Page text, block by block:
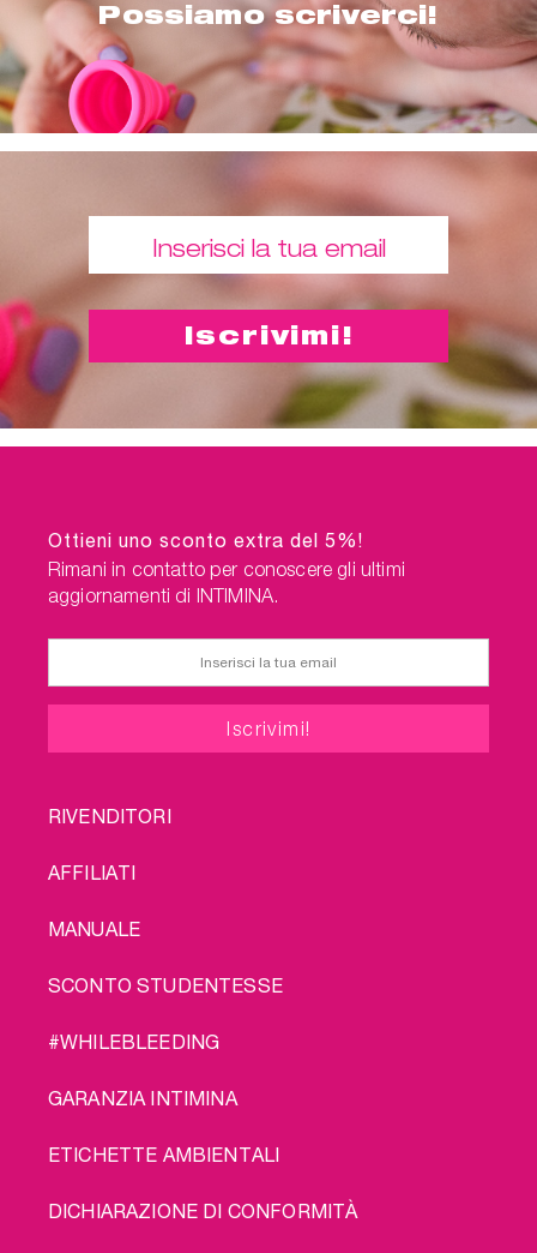
Possiamo scriverci!
Ottieni uno sconto extra del 5%!
Rimani in contatto per conoscere gli ultimi
aggiornamenti di INTIMINA.
FOOTER
RIVENDITORI
AFFILIATI
MANUALE
SCONTO STUDENTESSE
#WHILEBLEEDING
GARANZIA INTIMINA
ETICHETTE AMBIENTALI
DICHIARAZIONE DI CONFORMITÀ